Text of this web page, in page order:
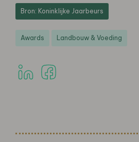
Bron: Koninklijke Jaarbeurs
Awards Landbouw & Voeding